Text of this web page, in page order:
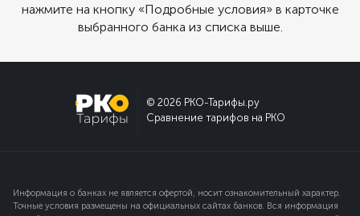
нажмите на кнопку «Подробные условия» в карточке
выбранного банка из списка выше.
© 2026 РКО-Тарифы.ру
Сравнение тарифов на РКО
Информация о банках не является офертой, носит ознакомительный характер.
Точные условия размещены на официальных сайтах банков. Вся информация